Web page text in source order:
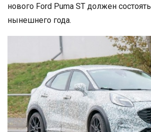
нового Ford Puma ST должен
нынешнего года.